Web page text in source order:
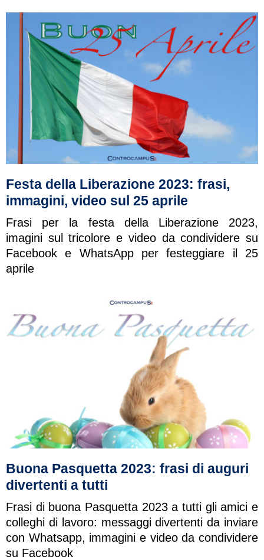
Festa della Liberazione 2023: frasi,
immagini, video sul 25 aprile
Frasi per la festa della Liberazione 2023,
imagini sul tricolore e video da condividere su
Facebook e WhatsApp per festeggiare il 25
aprile
Buona Pasquetta 2023: frasi di auguri
divertenti a tutti
Frasi di buona Pasquetta 2023 a tutti gli amici e
colleghi di lavoro: messaggi divertenti da inviare
con Whatsapp, immagini e video da condividere
su Facebook